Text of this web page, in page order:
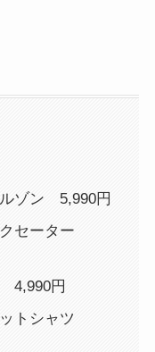
ゾン 5,990円
クセーター
4,990円
トシャツ